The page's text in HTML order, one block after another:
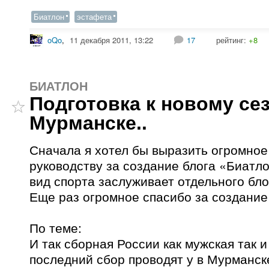
Биатлон эстафета
oQo, 11 декабря 2011, 13:22 17 рейтинг: +8
БИАТЛОН
Подготовка к новому
Мурманске..
Сначала я хотел бы выразить
руководству за создание блога
вид спорта заслуживает отдельного
Еще раз огромное спасибо за
По теме:
И так сборная России как мужская так
последний сбор проводят у в